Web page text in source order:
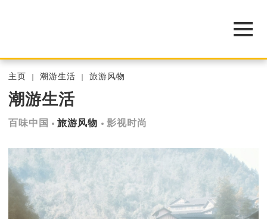
主页 潮游生活 旅游风物
潮游生活
百味中国 旅游风物 影视时尚